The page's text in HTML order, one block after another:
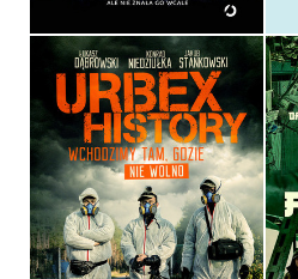
URBEX HISTORY
ŁUKASZ DĄBROWSKI,
KONRAD NIEDZIUŁKA, JAKUB
STANKOWSKI
OPRAWA MIĘKKA ZE SKRZYDEŁKAMI